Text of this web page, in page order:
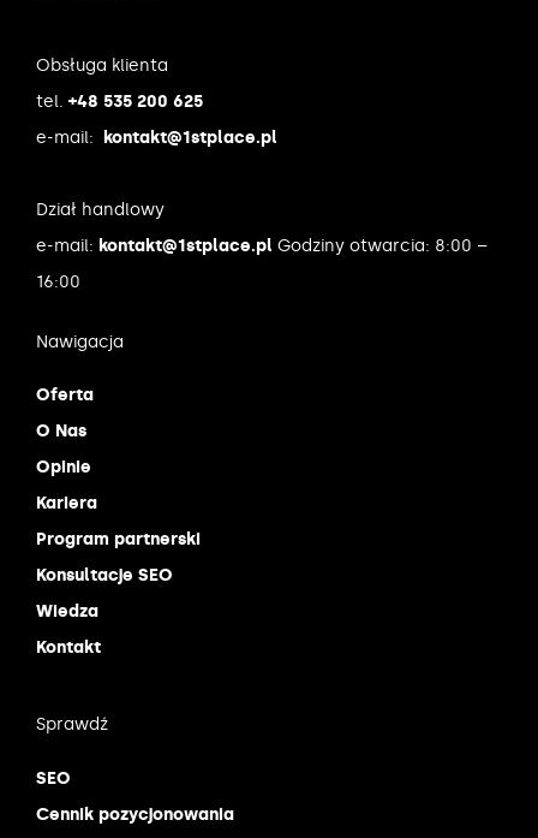
Obsługa klienta
tel. +48 535 200 625
e-mail:
kontakt@1stplace.pl
Dział handlowy
e-mail: kontakt@1stplace.pl Godziny otwarcia: 8:00 –
16:00
Nawigacja
Oferta
O Nas
Opinie
Kariera
Program partnerski
Konsultacje SEO
Wiedza
Kontakt
Sprawdź
SEO
Cennik pozycjonowania